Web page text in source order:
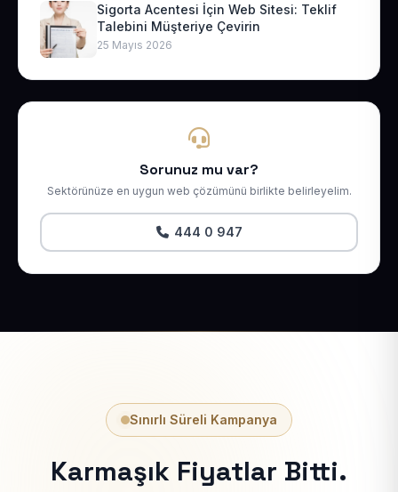
Sigorta Acentesi İçin Web Sitesi: Teklif
Talebini Müşteriye Çevirin
25 Mayıs 2026
Sorunuz mu var?
Sektörünüze en uygun web çözümünü birlikte belirleyelim.
444 0 947
Sınırlı Süreli Kampanya
Karmaşık Fiyatlar Bitti.